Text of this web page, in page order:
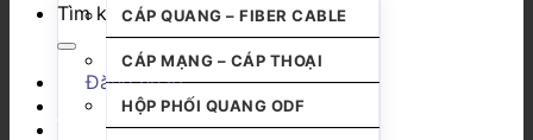
Tìm kiếm:
Đăng nhập
CÁP QUANG – FIBER CABLE
CÁP MẠNG – CÁP THOẠI
HỘP PHỐI QUANG ODF